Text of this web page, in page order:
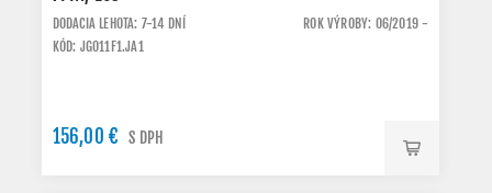
DODACIA LEHOTA: 7-14 DNÍ
ROK VÝROBY: 06/2019 -
KÓD: JG011F1.JA1
156,00 € S DPH